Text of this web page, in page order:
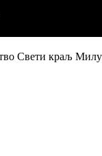
Свети краљ